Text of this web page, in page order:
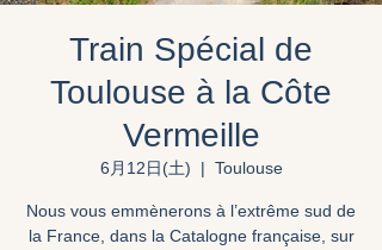
Train Spécial de
Toulouse à la Côte
Vermeille
6月12日(土)
  |
Toulouse
Nous vous emmènerons à l’extrême sud de
la France, dans la Catalogne française, sur